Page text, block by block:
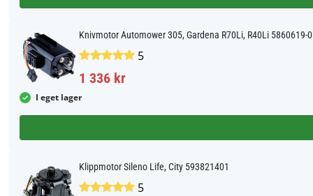
Knivmotor Automower 305, Gardena R70Li, R40Li 5860619-
5
1 336 kr
I eget lager
Klippmotor Sileno Life, City 593821401
5